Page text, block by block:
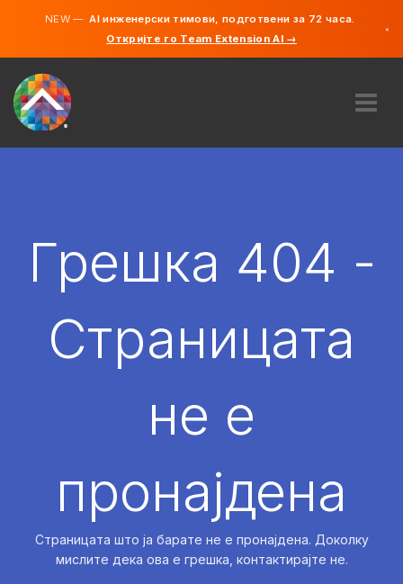
NEW —AI инженерски тимови, подготвени за 72 часа.
Откријте го Team Extension AI →
×
АНГАЖИРАЈ
Грешка 404 -
Страницата
не е
пронајдена
Страницата што ја барате не е пронајдена. Доколку
мислите дека ова е грешка, контактирајте не.